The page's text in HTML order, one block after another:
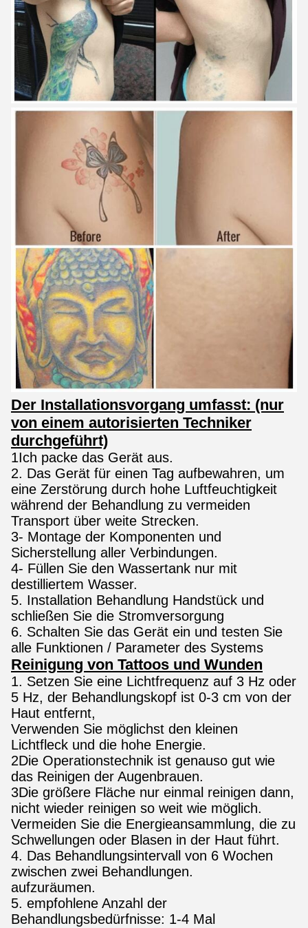
Der Installationsvorgang umfasst: (nur
von einem autorisierten Techniker
durchgeführt)
1Ich packe das Gerät aus.
2. Das Gerät für einen Tag aufbewahren, um
eine Zerstörung durch hohe Luftfeuchtigkeit
während der Behandlung zu vermeiden
Transport über weite Strecken.
3- Montage der Komponenten und
Sicherstellung aller Verbindungen.
4- Füllen Sie den Wassertank nur mit
destilliertem Wasser.
5. Installation Behandlung Handstück und
schließen Sie die Stromversorgung
6. Schalten Sie das Gerät ein und testen Sie
alle Funktionen / Parameter des Systems
Reinigung von Tattoos und Wunden
1. Setzen Sie eine Lichtfrequenz auf 3 Hz oder
5 Hz, der Behandlungskopf ist 0-3 cm von der
Haut entfernt,
Verwenden Sie möglichst den kleinen
Lichtfleck und die hohe Energie.
2Die Operationstechnik ist genauso gut wie
das Reinigen der Augenbrauen.
3Die größere Fläche nur einmal reinigen dann,
nicht wieder reinigen so weit wie möglich.
Vermeiden Sie die Energieansammlung, die zu
Schwellungen oder Blasen in der Haut führt.
4. Das Behandlungsintervall von 6 Wochen
zwischen zwei Behandlungen.
aufzuräumen.
5. empfohlene Anzahl der
Behandlungsbedürfnisse: 1-4 Mal